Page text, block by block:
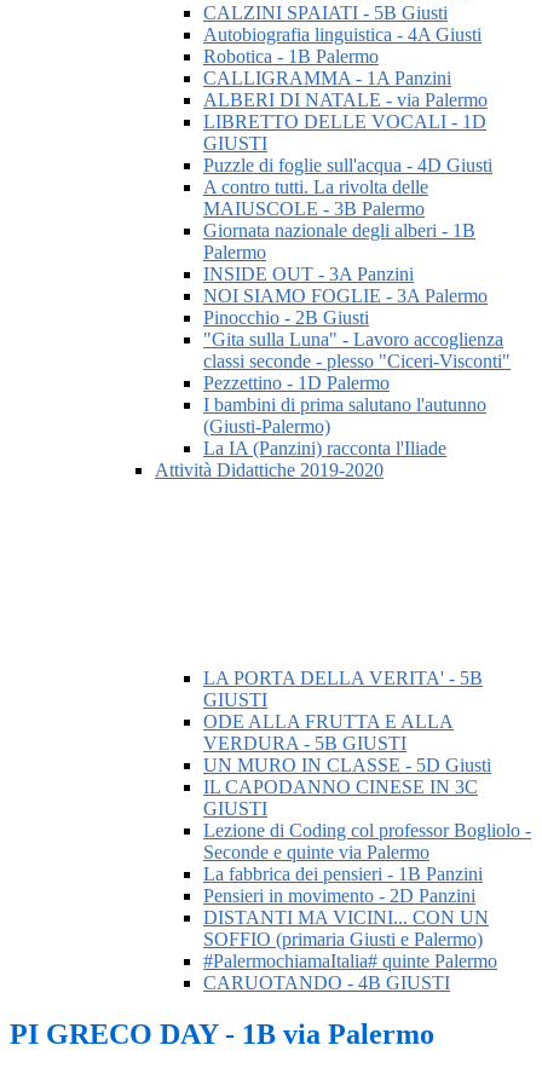
CALZINI SPAIATI - 5B Giusti
Autobiografia linguistica - 4A Giusti
Robotica - 1B Palermo
CALLIGRAMMA - 1A Panzini
ALBERI DI NATALE - via Palermo
LIBRETTO DELLE VOCALI - 1D
GIUSTI
Puzzle di foglie sull'acqua - 4D Giusti
A contro tutti. La rivolta delle
MAIUSCOLE - 3B Palermo
Giornata nazionale degli alberi - 1B
Palermo
INSIDE OUT - 3A Panzini
NOI SIAMO FOGLIE - 3A Palermo
Pinocchio - 2B Giusti
"Gita sulla Luna" - Lavoro accoglienza
classi seconde - plesso "Ciceri-Visconti"
Pezzettino - 1D Palermo
I bambini di prima salutano l'autunno
(Giusti-Palermo)
La IA (Panzini) racconta l'Iliade
Attività Didattiche 2019-2020
LA PORTA DELLA VERITA' - 5B
GIUSTI
ODE ALLA FRUTTA E ALLA
VERDURA - 5B GIUSTI
UN MURO IN CLASSE - 5D Giusti
IL CAPODANNO CINESE IN 3C
GIUSTI
Lezione di Coding col professor Bogliolo -
Seconde e quinte via Palermo
La fabbrica dei pensieri - 1B Panzini
Pensieri in movimento - 2D Panzini
DISTANTI MA VICINI... CON UN
SOFFIO (primaria Giusti e Palermo)
#PalermochiamaItalia# quinte Palermo
CARUOTANDO - 4B GIUSTI
PI GRECO DAY - 1B via Palermo